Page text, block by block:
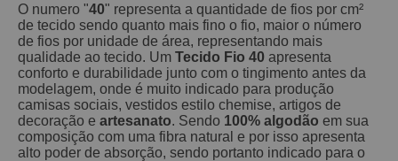
O numero "40" representa a quantidade de fios por cm²
de tecido sendo quanto mais fino o fio, maior o número
de fios por unidade de área, representando mais
qualidade ao tecido. Um Tecido Fio 40 apresenta
conforto e durabilidade junto com o tingimento antes da
modelagem, onde é muito indicado para produção
camisas sociais, vestidos estilo chemise, artigos de
decoração e artesanato. Sendo 100% algodão em sua
composição com uma fibra natural e por isso apresenta
alto poder de absorção, sendo portanto indicado para o